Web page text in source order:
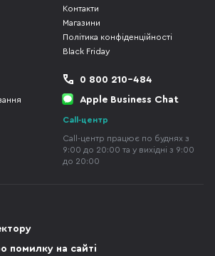
Контакти
Магазини
Політика конфіденційності
Black Friday
0 800 210-484
Apple Business Chat
Call-центр
Call-центр працює по буднях з
9:00 до 20:00 та у вихідні з 9:00
до 20:00
помилку на сайті